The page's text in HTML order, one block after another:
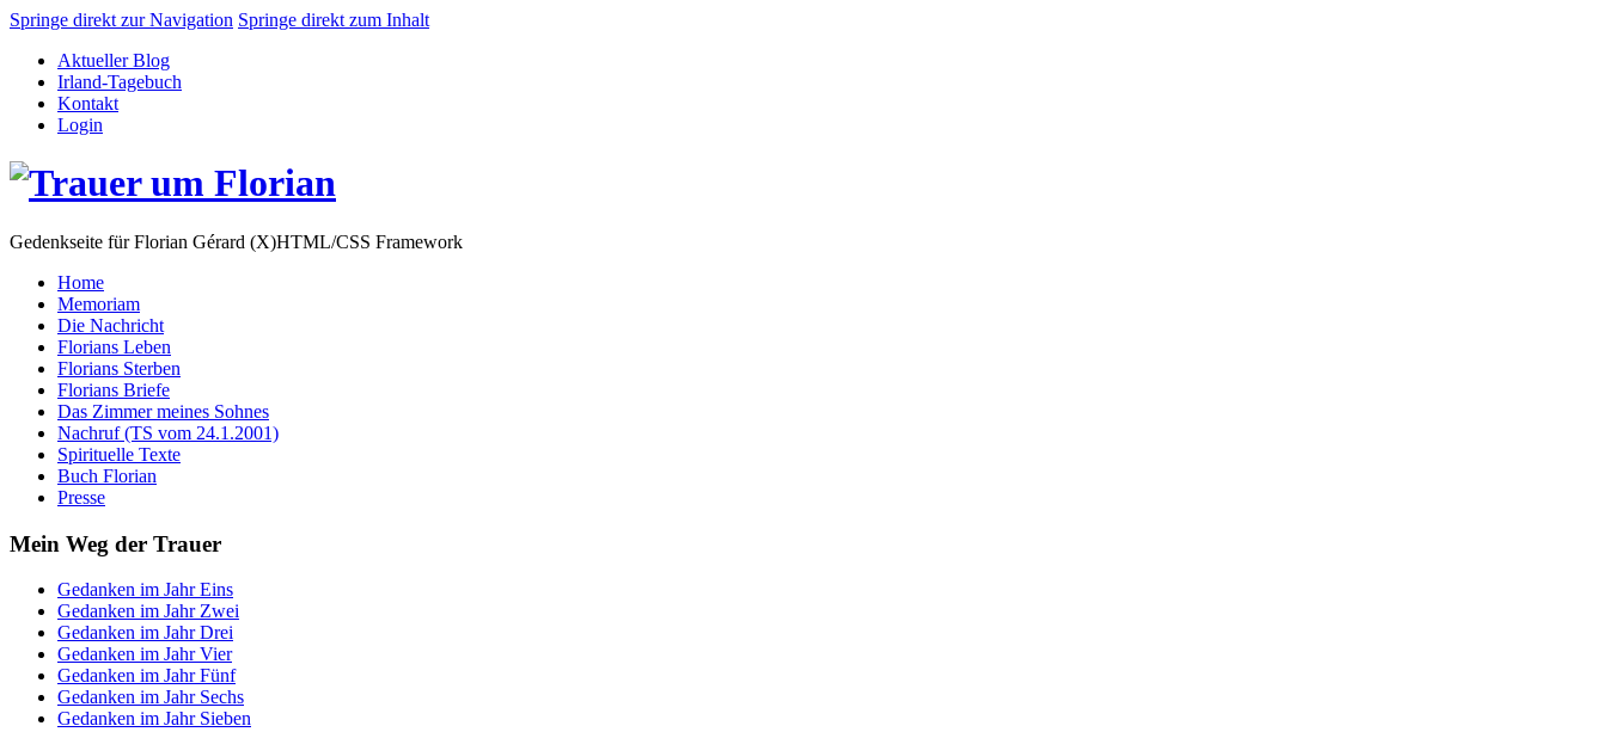
Springe direkt zur Navigation Springe direkt zum Inhalt
Aktueller Blog
Irland-Tagebuch
Kontakt
Login
Gedenkseite für Florian Gérard (X)HTML/CSS Framework
Home
Memoriam
Die Nachricht
Florians Leben
Florians Sterben
Florians Briefe
Das Zimmer meines Sohnes
Nachruf (TS vom 24.1.2001)
Spirituelle Texte
Buch Florian
Presse
Mein Weg der Trauer
Gedanken im Jahr Eins
Gedanken im Jahr Zwei
Gedanken im Jahr Drei
Gedanken im Jahr Vier
Gedanken im Jahr Fünf
Gedanken im Jahr Sechs
Gedanken im Jahr Sieben